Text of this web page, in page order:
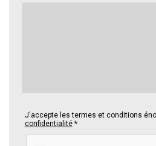
J'accepte les termes et conditions
confidentialité*